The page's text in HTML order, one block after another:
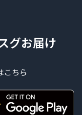
グお届け
こちら